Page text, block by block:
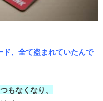
、全て盗まれていたんで
もなくなり、